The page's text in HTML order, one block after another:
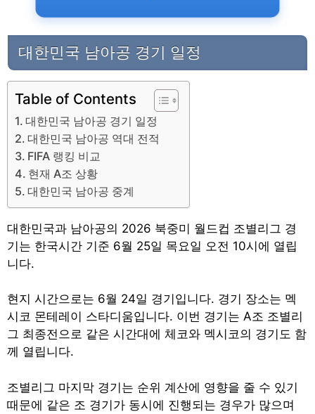
대한민국 남아공 경기 일정
Table of Contents
대한민국 남아공 경기 일정
대한민국 남아공 역대 전적
FIFA 랭킹 비교
현재 A조 상황
대한민국 남아공 중계
대한민국과 남아공의 2026 북중미 월드컵 조별리그 경
기는 한국시간 기준 6월 25일 목요일 오전 10시에 열립
니다.
현지 시간으로는 6월 24일 경기입니다. 경기 장소는 멕
시코 몬테레이 스타디움입니다. 이번 경기는 A조 조별리
그 최종전으로 같은 시간대에 체코와 멕시코의 경기도 함
께 열립니다.
조별리그 마지막 경기는 순위 계산에 영향을 줄 수 있기
때문에 같은 조 경기가 동시에 진행되는 경우가 많으며